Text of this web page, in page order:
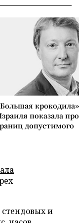
показала
допустимого
стендовых и